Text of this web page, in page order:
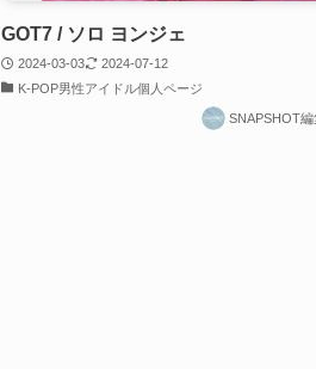
GOT7 / ソロ ヨンジェ
2024-03-03
2024-07-12
K-POP男性アイドル個人ページ
SNAPSHOT編